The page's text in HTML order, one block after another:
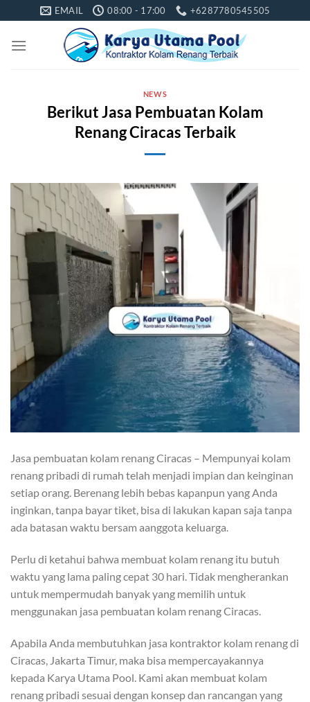
to
content
EMAIL 08:00 - 17:00 +6287780545505
NEWS
Berikut Jasa Pembuatan Kolam
Renang Ciracas Terbaik
Jasa pembuatan kolam renang Ciracas – Mempunyai kolam
renang pribadi di rumah telah menjadi impian dan keinginan
setiap orang. Berenang lebih bebas kapanpun yang Anda
inginkan, tanpa bayar tiket, bisa di lakukan kapan saja tanpa
ada batasan waktu bersam aanggota keluarga.
Perlu di ketahui bahwa membuat kolam renang itu butuh
waktu yang lama paling cepat 30 hari. Tidak mengherankan
untuk mempermudah banyak yang memilih untuk
menggunakan jasa pembuatan kolam renang Ciracas.
Apabila Anda membutuhkan jasa kontraktor kolam renang di
Ciracas, Jakarta Timur, maka bisa mempercayakannya
kepada Karya Utama Pool. Kami akan membuat kolam
renang pribadi sesuai dengan konsep dan rancangan yang